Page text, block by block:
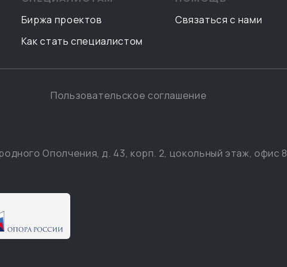
Биржа проектов
Как стать специалистом
Связаться с нами
Пользовательское соглашение
Ополчения, д. 43, корп. 2, цокольный этаж, офис 8